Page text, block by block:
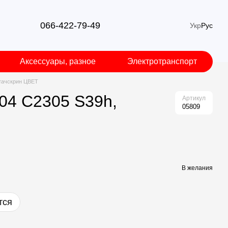
066-422-79-49 УкрРус
Аксессуары, разное Электротранспорт
ЦВЕТ
C2305 S39h,
Артикул
05809
В желания